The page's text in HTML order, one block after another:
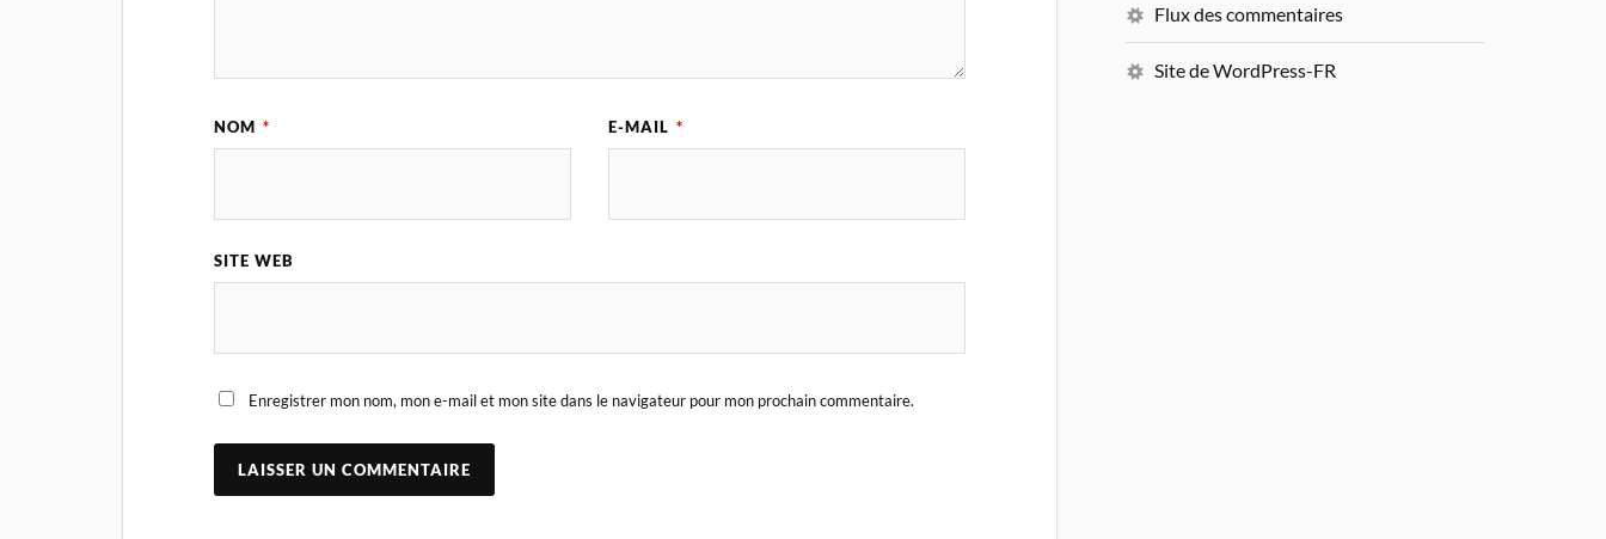
NOM * E-MAIL *
SITE WEB
Enregistrer mon nom, mon e-mail et mon site dans le navigateur pour mon prochain commentaire.
Flux des commentaires
Site de WordPress-FR